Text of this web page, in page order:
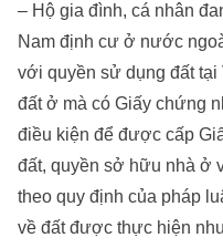
– Hộ gia đình, cá nhân
Nam định cư ở nước
với quyền sử dụng đất
đất ở mà có Giấy chứng
điều kiện để được cấp
đất, quyền sở hữu nhà ở
theo quy định của pháp
về đất được thực hiện